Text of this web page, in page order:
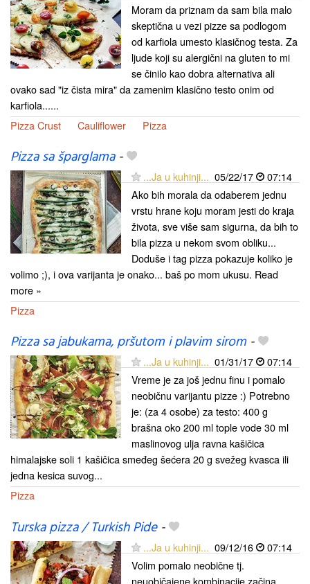
Moram da priznam da sam bila malo
skeptična u vezi pizze sa podlogom
od karfiola umesto klasičnog testa. Za
ljude koji su alergični na gluten to mi
se činilo kao dobra alternativa ali
ovako sad "iz čista mira" da zamenim klasično testo onim od
karfiola......
Pizza Crust
Cauliflower Pizza
Pizza sa šparglama-
...Ja u kuhinji... 05/22/17
07:14
Ako bih morala da odaberem jednu
vrstu hrane koju moram jesti do kraja
života, sve više sam sigurna, da bih to
bila pizza u nekom svom obliku...
Doduše i tag pizza pokazuje koliko je
volimo ;), i ova varijanta je onako... baš po mom ukusu. Read
more »
Pizza
Pizza sa jabukama, pršutom i plavim sirom-
...Ja u kuhinji... 01/31/17
07:14
Vreme je za još jednu finu i pomalo
neobičnu varijantu pizze :) Potrebno
je: (za 4 osobe) za testo: 400 g
brašna oko 200 ml tople vode 30 ml
maslinovog ulja ravna kašičica
himalajske soli 1 kašičica smeđeg šećera 20 g svežeg kvasca ili
jedna kesica suvog...
Pizza
Turska pizza / Turkish Pide-
...Ja u kuhinji... 09/12/16
07:14
Volim pomalo neobične tj.
neuobičajene kombinacije začina,